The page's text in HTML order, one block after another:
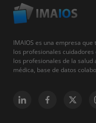
IMAIOS es una empresa
los profesionales
los profesionales de la
médica, base de datos